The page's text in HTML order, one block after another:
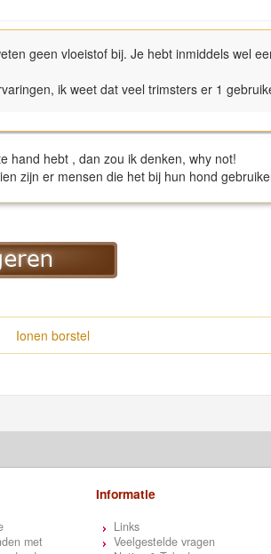
geen vloeistof bij. Je hebt inmiddels wel
ik weet dat veel trimsters er 1
hand hebt , dan zou ik denken, why not!
zijn er mensen die het bij hun hond
Ionen borstel
met
Informatie
Links
Veelgestelde vragen